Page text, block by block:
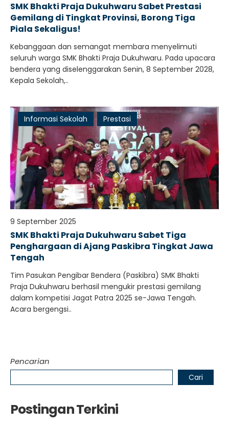
SMK Bhakti Praja Dukuhwaru Sabet Prestasi
Gemilang di Tingkat Provinsi, Borong Tiga
Piala Sekaligus!
Kebanggaan dan semangat membara menyelimuti
seluruh warga SMK Bhakti Praja Dukuhwaru. Pada upacara
bendera yang diselenggarakan Senin, 8 September 2028,
Kepala Sekolah,..
Informasi Sekolah Prestasi
9 September 2025
SMK Bhakti Praja Dukuhwaru Sabet Tiga
Penghargaan di Ajang Paskibra Tingkat Jawa
Tengah
Tim Pasukan Pengibar Bendera (Paskibra) SMK Bhakti
Praja Dukuhwaru berhasil mengukir prestasi gemilang
dalam kompetisi Jagat Patra 2025 se-Jawa Tengah.
Acara bergengsi..
Pencarian
Cari
Postingan Terkini